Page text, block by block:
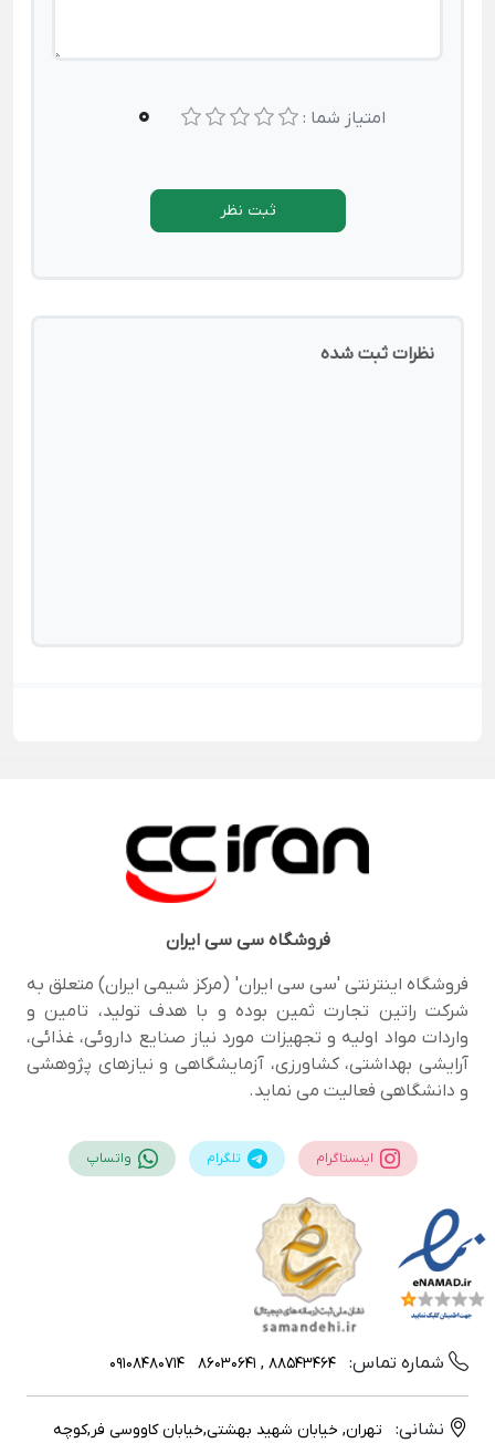
امتیاز شما : 0
ثبت نظر
نظرات ثبت شده
فروشگاهسی سی ایران
فروشگاه اینترنتی 'سی سی ایران' (مرکز شیمی ایران) متعلق به
شرکت راتین تجارت ثمین بوده و با هدف تولید، تامین و
واردات مواد اولیه و تجهیزات مورد نیاز صنایع داروئی، غذائی،
آرایشی بهداشتی، کشاورزی، آزمایشگاهی و نیازهای پژوهشی
و دانشگاهی فعالیت می نماید.
اینستاگرام تلگرام واتساپ
شماره تماس: 88543464 , 86030641
09108480714
نشانی: تهران, خیابان شهید بهشتی,خیابان کاووسی فر,کوچه